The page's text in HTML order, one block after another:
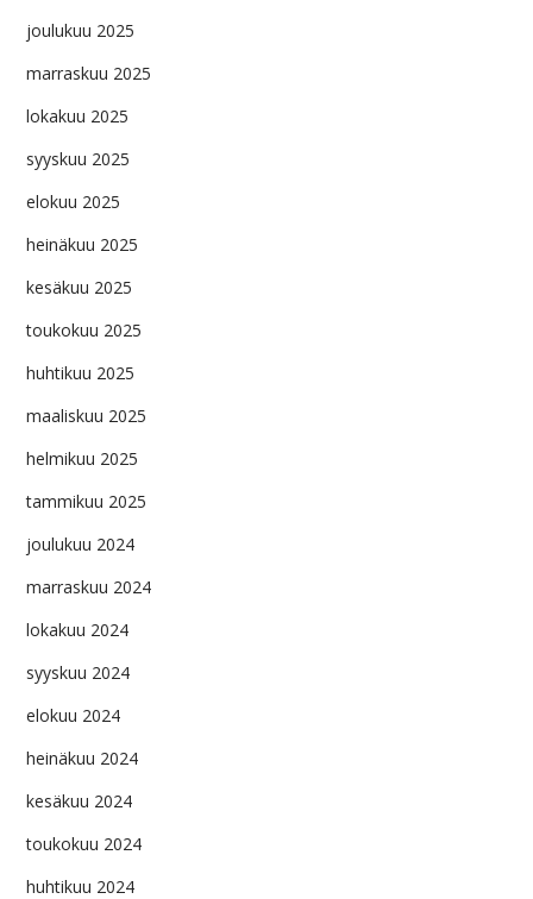
joulukuu 2025
marraskuu 2025
lokakuu 2025
syyskuu 2025
elokuu 2025
heinäkuu 2025
kesäkuu 2025
toukokuu 2025
huhtikuu 2025
maaliskuu 2025
helmikuu 2025
tammikuu 2025
joulukuu 2024
marraskuu 2024
lokakuu 2024
syyskuu 2024
elokuu 2024
heinäkuu 2024
kesäkuu 2024
toukokuu 2024
huhtikuu 2024